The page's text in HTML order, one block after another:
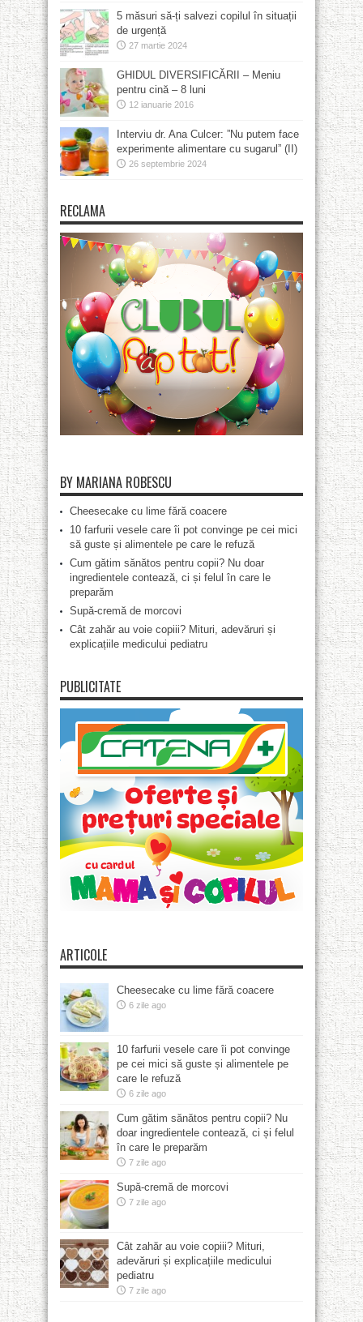
5 măsuri să-ți salvezi copilul în situații
de urgență
27 martie 2024
GHIDUL DIVERSIFICĂRII – Meniu
pentru cină – 8 luni
12 ianuarie 2016
Interviu dr. Ana Culcer: ”Nu putem face
experimente alimentare cu sugarul” (II)
26 septembrie 2024
RECLAMA
BY MARIANA ROBESCU
Cheesecake cu lime fără coacere
10 farfurii vesele care îi pot convinge pe cei mici
să guste și alimentele pe care le refuză
Cum gătim sănătos pentru copii? Nu doar
ingredientele contează, ci și felul în care le
preparăm
Supă-cremă de morcovi
Cât zahăr au voie copiii? Mituri, adevăruri și
explicațiile medicului pediatru
PUBLICITATE
ARTICOLE
Cheesecake cu lime fără coacere
6 zile ago
10 farfurii vesele care îi pot convinge
pe cei mici să guste și alimentele pe
care le refuză
6 zile ago
Cum gătim sănătos pentru copii? Nu
doar ingredientele contează, ci și felul
în care le preparăm
7 zile ago
Supă-cremă de morcovi
7 zile ago
Cât zahăr au voie copiii? Mituri,
adevăruri și explicațiile medicului
pediatru
7 zile ago